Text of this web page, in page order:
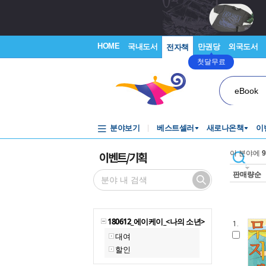
HOME 국내도서 전자책 만권당
첫달무료
외국도서
eBook
분야보기 베스트셀러 새로나온책 이
이벤트/기획
180612_에이케이_<나의 소년>
대여
할인
이 분야에 9
판매량순
1.